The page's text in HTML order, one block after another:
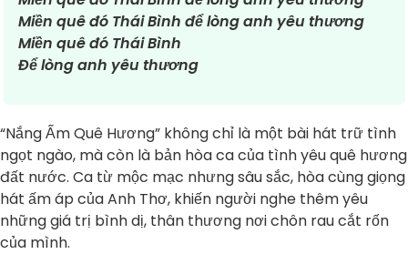
Miền quê đó Thái Bình để lòng anh yêu thương
Miền quê đó Thái Bình
Để lòng anh yêu thương
“Nắng Ấm Quê Hương” không chỉ là một bài hát trữ tình
ngọt ngào, mà còn là bản hòa ca của tình yêu quê hương
đất nước. Ca từ mộc mạc nhưng sâu sắc, hòa cùng giọng
hát ấm áp của Anh Thơ, khiến người nghe thêm yêu
những giá trị bình dị, thân thương nơi chôn rau cắt rốn
của mình.